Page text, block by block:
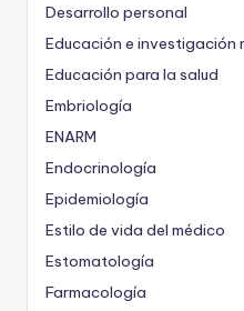
Desarrollo personal
Educación e investigación
Educación para la salud
Embriología
ENARM
Endocrinología
Epidemiología
Estilo de vida del médico
Estomatología
Farmacología